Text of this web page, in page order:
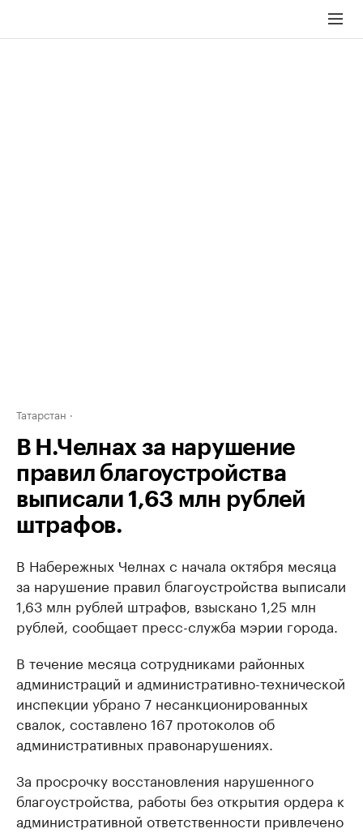
Татарстан
В Н.Челнах за нарушение
правил благоустройства
выписали 1,63 млн рублей
штрафов.
В Набережных Челнах с начала октября месяца
за нарушение правил благоустройства выписали
1,63 млн рублей штрафов, взыскано 1,25 млн
рублей, сообщает пресс-служба мэрии города.
В течение месяца сотрудниками районных
администраций и административно-технической
инспекции убрано 7 несанкционированных
свалок, составлено 167 протоколов об
административных правонарушениях.
За просрочку восстановления нарушенного
благоустройства, работы без открытия ордера к
административной ответственности привлечено